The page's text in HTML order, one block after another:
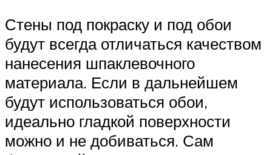
Стены под покраску и под обои
будут всегда отличаться качеством
нанесения шпаклевочного
материала. Если в дальнейшем
будут использоваться обои,
идеально гладкой поверхности
можно и не добиваться. Сам